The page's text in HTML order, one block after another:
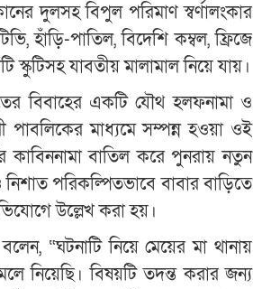
দুলসহ বিপুল পরিমাণ স্বর্ণালংকার
হাঁড়ি-পাতিল, বিদেশি কম্বল, ফ্রিজে
যাবতীয় মালামাল নিয়ে যায়।
বিবাহের একটি যৌথ হলফনামা ও
পাবলিকের মাধ্যমে সম্পন্ন হওয়া ওই
কাবিননামা বাতিল করে পুনরায় নতুন
নিশাত পরিকল্পিতভাবে বাবার বাড়িতে
উল্লেখ করা হয়।
“ঘটনাটি নিয়ে মেয়ের মা থানায়
নিয়েছি। বিষয়টি তদন্ত করার জন্য